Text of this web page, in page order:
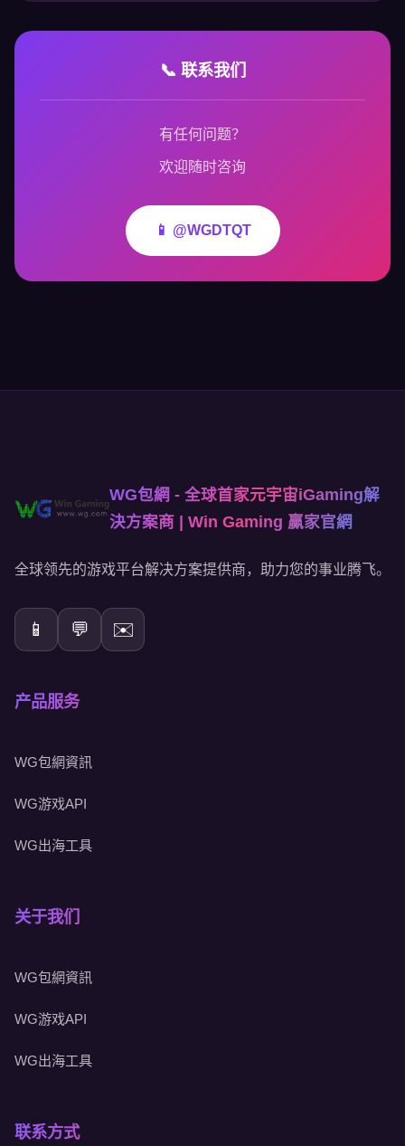
📞 联系我们
有任何问题？
欢迎随时咨询
📱 @WGDTQT
WG包網 - 全球首家元宇宙iGaming解
決方案商 | Win Gaming 贏家官網
全球领先的游戏平台解决方案提供商，助力您的事业腾飞。
📱 💬 ✉️
产品服务
WG包網資訊
WG游戏API
WG出海工具
关于我们
WG包網資訊
WG游戏API
WG出海工具
联系方式